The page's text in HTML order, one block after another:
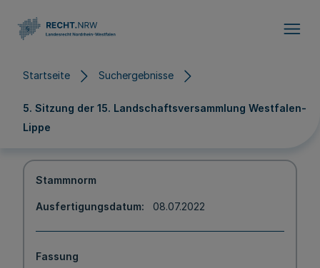
Startseite Suchergebnisse
5. Sitzung der 15. Landschaftsversammlung Westfalen-
Lippe
Stammnorm
Ausfertigungsdatum 08.07.2022
Fassung